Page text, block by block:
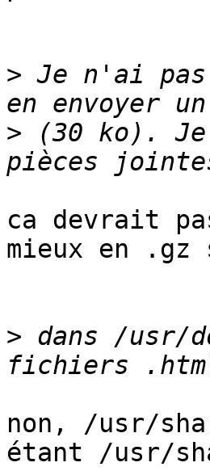
> Je n'ai
> (30 ko).
ca devrait
mieux en
> dans /usr/
non, /usr/
étant /usr/